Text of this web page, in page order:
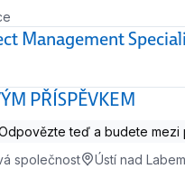
Management
PŘÍSPĚVKEM
teď a budete mezi
společnost
Ústí nad